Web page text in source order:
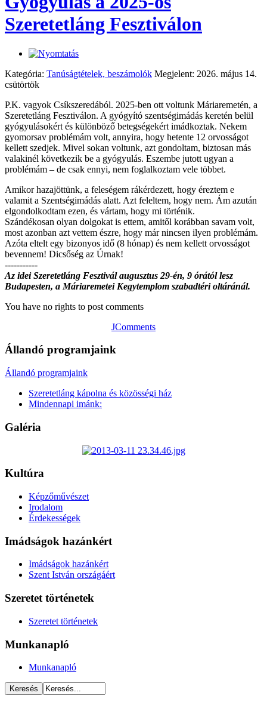
Szeretetláng Fesztiválon
Kategória: Tanúságtételek, beszámolók Megjelent: 2026. május 14.
csütörtök
P.K. vagyok Csíkszeredából. 2025-ben ott voltunk Máriaremetén, a
Szeretetláng Fesztiválon. A gyógyító szentségimádás keretén belül
gyógyulásokért és különböző betegségekért imádkoztak. Nekem
gyomorsav problémám volt, annyira, hogy hetente 12 orvosságot
kellett szedjek. Mivel sokan voltunk, azt gondoltam, biztosan más
valakinél következik be a gyógyulás. Eszembe jutott ugyan a
problémám – de csak ennyi, nem foglalkoztam vele többet.
Amikor hazajöttünk, a feleségem rákérdezett, hogy éreztem e
valamit a Szentségimádás alatt. Azt feleltem, hogy nem. Ám azután
elgondolkodtam ezen, és vártam, hogy mi történik.
Szándékosan olyan dolgokat is ettem, amitől korábban savam volt,
most azonban azt vettem észre, hogy már nincsen ilyen problémám.
Azóta eltelt egy bizonyos idő (8 hónap) és nem kellett orvosságot
bevennem! Dicsőség az Úrnak!
-----------
Az idei Szeretetláng Fesztivál augusztus 29-én, 9 órától lesz
Budapesten, a Máriaremetei Kegytemplom szabadtéri oltáránál.
You have no rights to post comments
JComments
Állandó programjaink
Állandó programjaink
Szeretetláng kápolna és közösségi ház
Mindennapi imánk:
Galéria
Kultúra
Képzőművészet
Irodalom
Érdekességek
Imádságok hazánkért
Imádságok hazánkért
Szent István országáért
Szeretet történetek
Szeretet történetek
Munkanapló
Munkanapló